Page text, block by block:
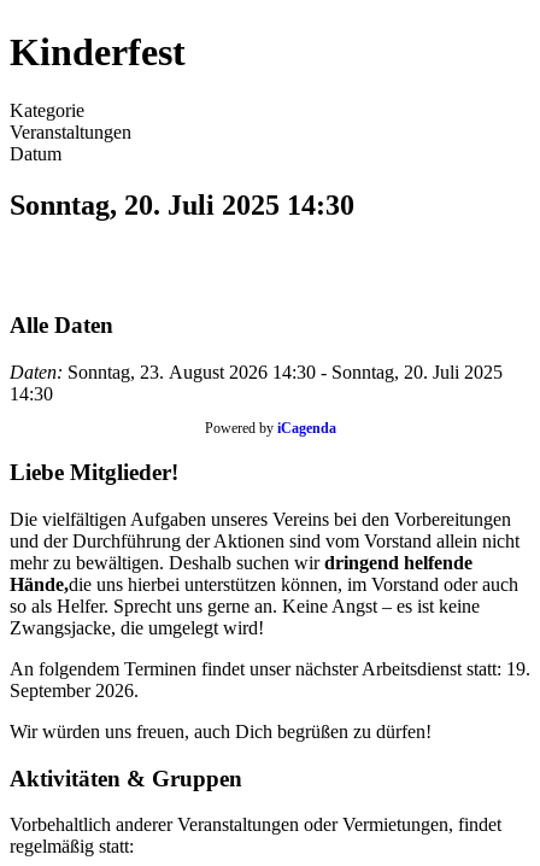
Kinderfest
Kategorie
Veranstaltungen
Datum
Sonntag, 20. Juli 2025 14:30
Alle Daten
Daten: Sonntag, 23. August 2026 14:30 - Sonntag, 20. Juli 2025
14:30
Powered by iCagenda
Liebe Mitglieder!
Die vielfältigen Aufgaben unseres Vereins bei den Vorbereitungen
und der Durchführung der Aktionen sind vom Vorstand allein nicht
mehr zu bewältigen. Deshalb suchen wirdringend helfende
Hände,die uns hierbei unterstützen können, im Vorstand oder auch
so als Helfer. Sprecht uns gerne an. Keine Angst – es ist keine
Zwangsjacke, die umgelegt wird!
An folgendem Terminen findet unser nächster Arbeitsdienst statt: 19.
September 2026.
Wir würden uns freuen, auch Dich begrüßen zu dürfen!
Aktivitäten & Gruppen
Vorbehaltlich anderer Veranstaltungen oder Vermietungen, findet
regelmäßig statt: